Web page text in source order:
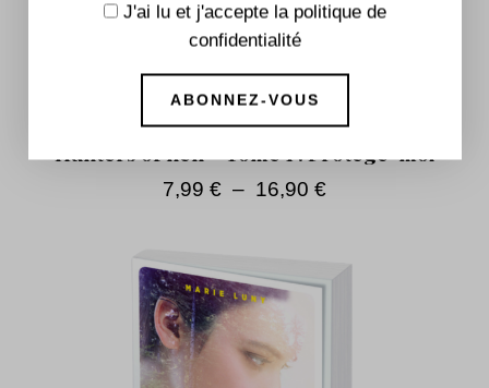
Hunters of hell – Tome 1 : Protège-moi
7,99 € – 16,90 €
J'ai lu et j'accepte la politique de
confidentialité